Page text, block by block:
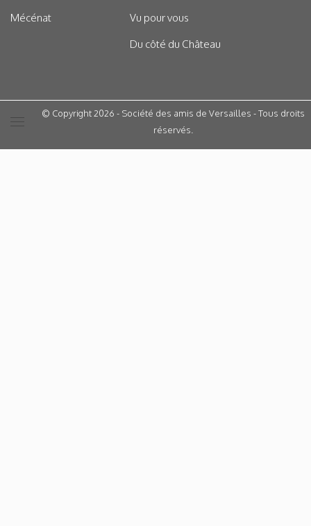
Mécénat
Vu pour vous
Du côté du Château
© Copyright 2026 - Société des amis de Versailles - Tous droits
réservés.